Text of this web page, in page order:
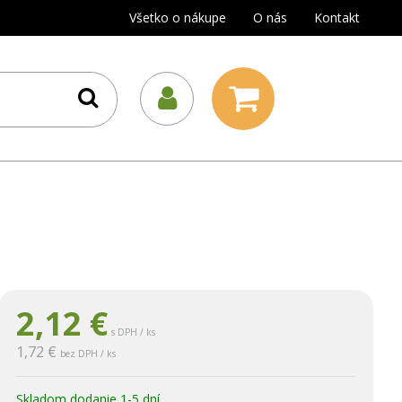
Všetko o nákupe O nás Kontakt
2,12 € s DPH / ks
1,72 € bez DPH / ks